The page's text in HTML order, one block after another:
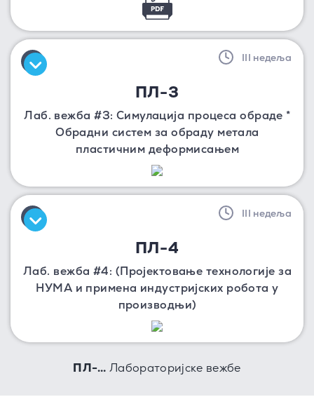
ПЛ-3
Лаб. вежба #3: Симулација процеса обраде *
Обрадни систем за обраду метала
пластичним деформисањем
III недеља
ПЛ-4
Лаб. вежба #4: (Пројектовање технологије за
НУМА и примена индустријских робота у
производњи)
III недеља
ПЛ-… Лабораторијске вежбе